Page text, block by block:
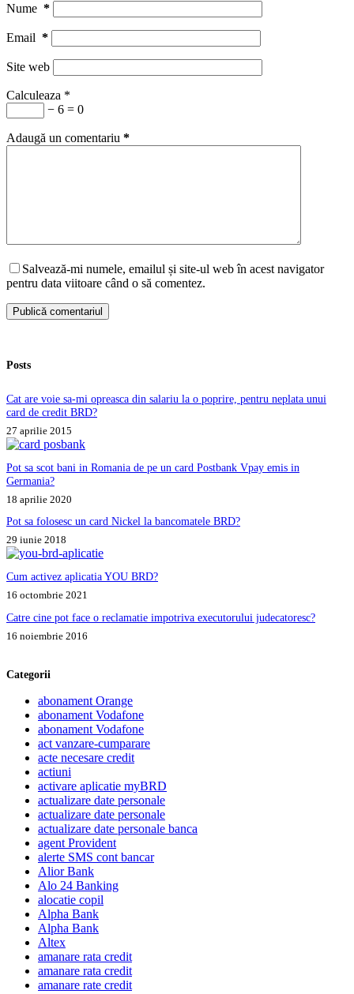
Nume *
Email *
Site web
Calculeaza *
− 6 = 0
Adaugă un comentariu *
Salvează-mi numele, emailul și site-ul web în acest navigator
pentru data viitoare când o să comentez.
Publică comentariul
Posts
Cat are voie sa-mi opreasca din salariu la o poprire, pentru neplata unui
card de credit BRD?
27 aprilie 2015
Pot sa scot bani in Romania de pe un card Postbank Vpay emis in
Germania?
18 aprilie 2020
Pot sa folosesc un card Nickel la bancomatele BRD?
29 iunie 2018
Cum activez aplicatia YOU BRD?
16 octombrie 2021
Catre cine pot face o reclamatie impotriva executorului judecatoresc?
16 noiembrie 2016
Categorii
abonament Orange
abonament Vodafone
abonament Vodafone
act vanzare-cumparare
acte necesare credit
actiuni
activare aplicatie myBRD
actualizare date personale
actualizare date personale
actualizare date personale banca
agent Provident
alerte SMS cont bancar
Alior Bank
Alo 24 Banking
alocatie copil
Alpha Bank
Alpha Bank
Altex
amanare rata credit
amanare rata credit
amanare rate credit